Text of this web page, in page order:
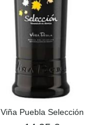
Viña Puebla Selección